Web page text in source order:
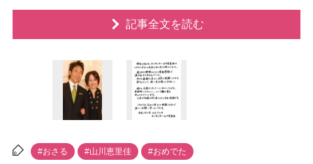
記事全文を読む
#おさる #山川恵里佳 #おめでた